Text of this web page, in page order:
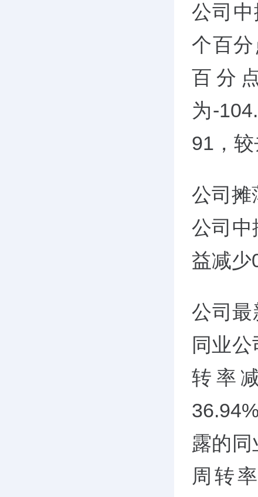
公司
个百
百分
为-
91，较
公司摊
公司中
益减少
公司最
同业
转率
露的
周转